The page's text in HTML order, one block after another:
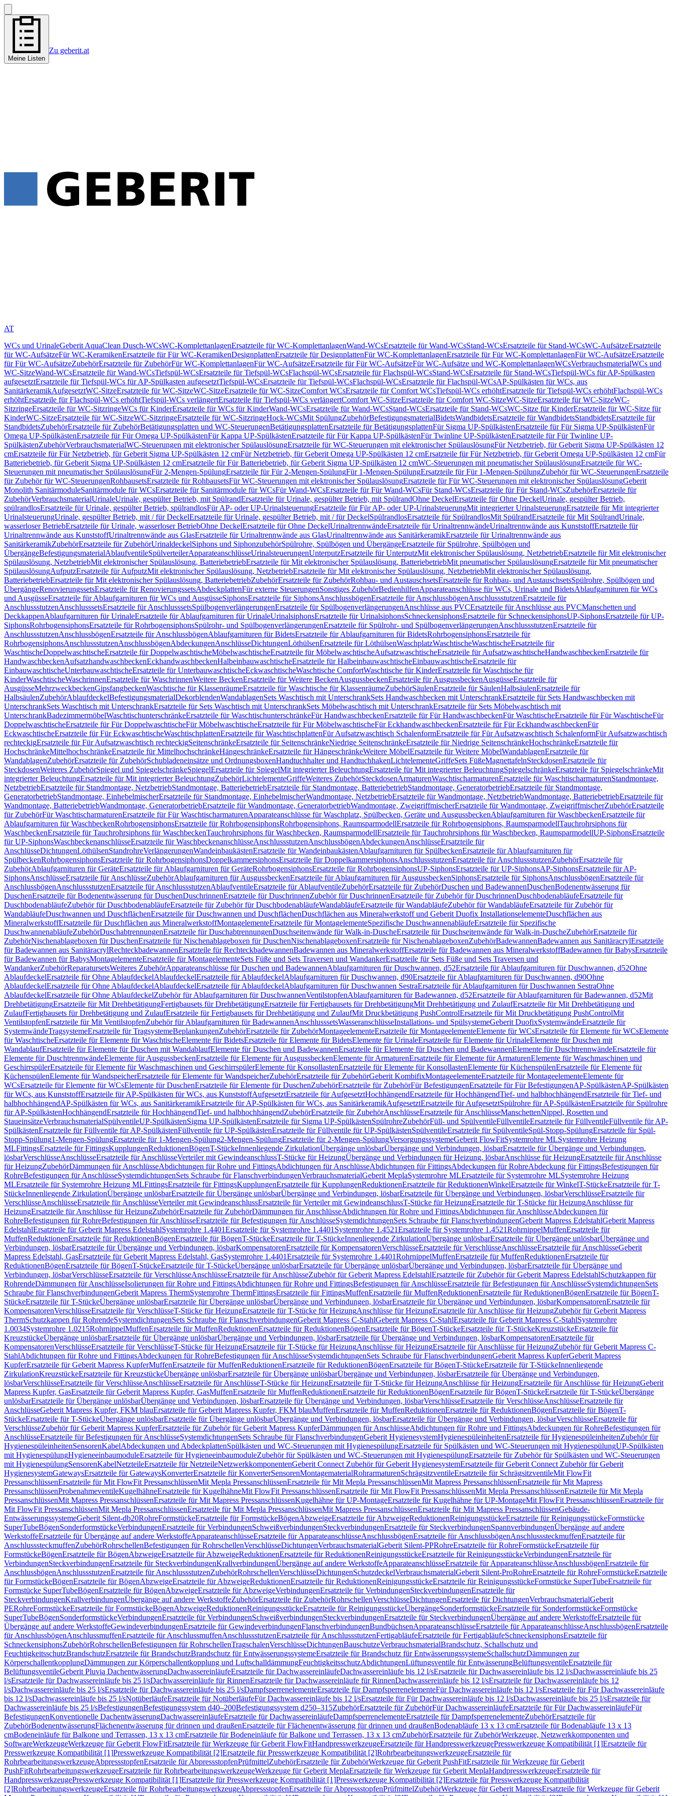
Meine Listen
Zu geberit.at
AT
WCs und UrinaleGeberit AquaClean Dusch-WCsWC-KomplettanlagenErsatzteile für WC-KomplettanlagenWand-WCsErsatzteile für Wand-WCsStand-WCsErsatzteile für Stand-WCsWC-AufsätzeErsatzteile
für WC-AufsätzeFür WC-KeramikenErsatzteile für Für WC-KeramikenDesignplattenErsatzteile für DesignplattenFür WC-KomplettanlagenErsatzteile für Für WC-KomplettanlagenFür WC-AufsätzeErsatzteile
für Für WC-AufsätzeZubehörErsatzteile für ZubehörFür WC-KomplettanlagenFür WC-AufsätzeErsatzteile für Für WC-AufsätzeFür WC-Aufsätze und WC-KomplettanlagenWCsVerbrauchsmaterialWCs und
WC-SitzeWand-WCsErsatzteile für Wand-WCsTiefspül-WCsErsatzteile für Tiefspül-WCsFlachspül-WCsErsatzteile für Flachspül-WCsStand-WCsErsatzteile für Stand-WCsTiefspül-WCs für AP-Spülkasten
aufgesetztErsatzteile für Tiefspül-WCs für AP-Spülkasten aufgesetztTiefspül-WCsErsatzteile für Tiefspül-WCsFlachspül-WCsErsatzteile für Flachspül-WCsAP-Spülkästen für WCs, aus
SanitärkeramikAufgesetztWC-SitzeErsatzteile für WC-SitzeWC-SitzeErsatzteile für WC-SitzeComfort WCsErsatzteile für Comfort WCsTiefspül-WCs erhöhtErsatzteile für Tiefspül-WCs erhöhtFlachspül-WCs
erhöhtErsatzteile für Flachspül-WCs erhöhtTiefspül-WCs verlängertErsatzteile für Tiefspül-WCs verlängertComfort WC-SitzeErsatzteile für Comfort WC-SitzeWC-SitzeErsatzteile für WC-SitzeWC-
SitzringeErsatzteile für WC-SitzringeWCs für KinderErsatzteile für WCs für KinderWand-WCsErsatzteile für Wand-WCsStand-WCsErsatzteile für Stand-WCsWC-Sitze für KinderErsatzteile für WC-Sitze für
KinderWC-SitzeErsatzteile für WC-SitzeWC-SitzringeErsatzteile für WC-SitzringeHock-WCsMit SpülungZubehörBefestigungsmaterialBidetsWandbidetsErsatzteile für WandbidetsStandbidetsErsatzteile für
StandbidetsZubehörErsatzteile für ZubehörBetätigungsplatten und WC-SteuerungenBetätigungsplattenErsatzteile für BetätigungsplattenFür Sigma UP-SpülkästenErsatzteile für Für Sigma UP-SpülkästenFür
Omega UP-SpülkästenErsatzteile für Für Omega UP-SpülkästenFür Kappa UP-SpülkästenErsatzteile für Für Kappa UP-SpülkästenFür Twinline UP-SpülkästenErsatzteile für Für Twinline UP-
SpülkästenZubehörVerbrauchsmaterialWC-Steuerungen mit elektronischer SpülauslösungErsatzteile für WC-Steuerungen mit elektronischer SpülauslösungFür Netzbetrieb, für Geberit Sigma UP-Spülkästen 12
cmErsatzteile für Für Netzbetrieb, für Geberit Sigma UP-Spülkästen 12 cmFür Netzbetrieb, für Geberit Omega UP-Spülkästen 12 cmErsatzteile für Für Netzbetrieb, für Geberit Omega UP-Spülkästen 12 cmFür
Batteriebetrieb, für Geberit Sigma UP-Spülkästen 12 cmErsatzteile für Für Batteriebetrieb, für Geberit Sigma UP-Spülkästen 12 cmWC-Steuerungen mit pneumatischer SpülauslösungErsatzteile für WC-
Steuerungen mit pneumatischer SpülauslösungFür 2-Mengen-SpülungErsatzteile für Für 2-Mengen-SpülungFür 1-Mengen-SpülungErsatzteile für Für 1-Mengen-SpülungZubehör für WC-SteuerungenErsatzteile
für Zubehör für WC-SteuerungenRohbausetsErsatzteile für RohbausetsFür WC-Steuerungen mit elektronischer SpülauslösungErsatzteile für Für WC-Steuerungen mit elektronischer SpülauslösungGeberit
Monolith SanitärmoduleSanitärmodule für WCsErsatzteile für Sanitärmodule für WCsFür Wand-WCsErsatzteile für Für Wand-WCsFür Stand-WCsErsatzteile für Für Stand-WCsZubehörErsatzteile für
ZubehörVerbrauchsmaterialUrinaleUrinale, gespülter Betrieb, mit SpülrandErsatzteile für Urinale, gespülter Betrieb, mit SpülrandOhne DeckelErsatzteile für Ohne DeckelUrinale, gespülter Betrieb,
spülrandlosErsatzteile für Urinale, gespülter Betrieb, spülrandlosFür AP- oder UP-UrinalsteuerungErsatzteile für Für AP- oder UP-UrinalsteuerungMit integrierter UrinalsteuerungErsatzteile für Mit integrierter
UrinalsteuerungUrinale, gespülter Betrieb, mit / für DeckelErsatzteile für Urinale, gespülter Betrieb, mit / für DeckelSpülrandlosErsatzteile für SpülrandlosMit SpülrandErsatzteile für Mit SpülrandUrinale,
wasserloser BetriebErsatzteile für Urinale, wasserloser BetriebOhne DeckelErsatzteile für Ohne DeckelUrinaltrennwändeErsatzteile für UrinaltrennwändeUrinaltrennwände aus KunststoffErsatzteile für
Urinaltrennwände aus KunststoffUrinaltrennwände aus GlasErsatzteile für Urinaltrennwände aus GlasUrinaltrennwände aus SanitärkeramikErsatzteile für Urinaltrennwände aus
SanitärkeramikZubehörErsatzteile für ZubehörUrinaldeckelSiphons und SiphonzubehörSpülrohre, Spülbögen und ÜbergängeErsatzteile für Spülrohre, Spülbögen und
ÜbergängeBefestigungsmaterialAblaufventileSpülverteilerApparateanschlüsseUrinalsteuerungenUnterputzErsatzteile für UnterputzMit elektronischer Spülauslösung, NetzbetriebErsatzteile für Mit elektronischer
Spülauslösung, NetzbetriebMit elektronischer Spülauslösung, BatteriebetriebErsatzteile für Mit elektronischer Spülauslösung, BatteriebetriebMit pneumatischer SpülauslösungErsatzteile für Mit pneumatischer
SpülauslösungAufputzErsatzteile für AufputzMit elektronischer Spülauslösung, NetzbetriebErsatzteile für Mit elektronischer Spülauslösung, NetzbetriebMit elektronischer Spülauslösung,
BatteriebetriebErsatzteile für Mit elektronischer Spülauslösung, BatteriebetriebZubehörErsatzteile für ZubehörRohbau- und AustauschsetsErsatzteile für Rohbau- und AustauschsetsSpülrohre, Spülbögen und
ÜbergängeRenovierungssetsErsatzteile für RenovierungssetsAbdeckplattenFür externe SteuerungenSonstiges ZubehörBedienhilfenApparateanschlüsse für WCs, Urinale und BidetsAblaufgarnituren für WCs
und AusgüsseErsatzteile für Ablaufgarnituren für WCs und AusgüsseSiphonsErsatzteile für SiphonsAnschlussbögenErsatzteile für AnschlussbögenAnschlussstutzenErsatzteile für
AnschlussstutzenAnschlusssetsErsatzteile für AnschlusssetsSpülbogenverlängerungenErsatzteile für SpülbogenverlängerungenAnschlüsse aus PVCErsatzteile für Anschlüsse aus PVCManschetten und
DeckkappenAblaufgarnituren für UrinaleErsatzteile für Ablaufgarnituren für UrinaleUrinalsiphonsErsatzteile für UrinalsiphonsSchneckensiphonsErsatzteile für SchneckensiphonsUP-SiphonsErsatzteile für UP-
SiphonsRohrbogensiphonsErsatzteile für RohrbogensiphonsSpülrohr- und SpülbogenverlängerungenErsatzteile für Spülrohr- und SpülbogenverlängerungenAnschlussstutzenErsatzteile für
AnschlussstutzenAnschlussbögenErsatzteile für AnschlussbögenAblaufgarnituren für BidetsErsatzteile für Ablaufgarnituren für BidetsRohrbogensiphonsErsatzteile für
RohrbogensiphonsAnschlussstutzenAnschlussbögenAbdeckungenAnschlüsseDichtungenLöthülsenErsatzteile für LöthülsenWaschplatzWaschtischeWaschtischeErsatzteile für
WaschtischeDoppelwaschtischeErsatzteile für DoppelwaschtischeMöbelwaschtischeErsatzteile für MöbelwaschtischeAufsatzwaschtischeErsatzteile für AufsatzwaschtischeHandwaschbeckenErsatzteile für
HandwaschbeckenAufsatzhandwaschbeckenEckhandwaschbeckenHalbeinbauwaschtischeErsatzteile für HalbeinbauwaschtischeEinbauwaschtischeErsatzteile für
EinbauwaschtischeUnterbauwaschtischeErsatzteile für UnterbauwaschtischeEckwaschtischeWaschtische ComfortWaschtische für KinderErsatzteile für Waschtische für
KinderWaschtischeWaschrinnenErsatzteile für WaschrinnenWeitere BeckenErsatzteile für Weitere BeckenAusgussbeckenErsatzteile für AusgussbeckenAusgüsseErsatzteile für
AusgüsseMehrzweckbeckenGipsfangbeckenWaschtische für KlassenräumeErsatzteile für Waschtische für KlassenräumeZubehörSäulenErsatzteile für SäulenHalbsäulenErsatzteile für
HalbsäulenZubehörAblaufdeckelBefestigungsmaterialDekorblendenWandablagenSets Waschtisch mit UnterschrankSets Handwaschbecken mit UnterschrankErsatzteile für Sets Handwaschbecken mit
UnterschrankSets Waschtisch mit UnterschrankErsatzteile für Sets Waschtisch mit UnterschrankSets Möbelwaschtisch mit UnterschrankErsatzteile für Sets Möbelwaschtisch mit
UnterschrankBadezimmermöbelWaschtischunterschränkeErsatzteile für WaschtischunterschränkeFür HandwaschbeckenErsatzteile für Für HandwaschbeckenFür WaschtischeErsatzteile für Für WaschtischeFür
DoppelwaschtischeErsatzteile für Für DoppelwaschtischeFür MöbelwaschtischeErsatzteile für Für MöbelwaschtischeFür EckhandwaschbeckenErsatzteile für Für EckhandwaschbeckenFür
EckwaschtischeErsatzteile für Für EckwaschtischeWaschtischplattenErsatzteile für WaschtischplattenFür Aufsatzwaschtisch SchalenformErsatzteile für Für Aufsatzwaschtisch SchalenformFür Aufsatzwaschtisch
rechteckigErsatzteile für Für Aufsatzwaschtisch rechteckigSeitenschränkeErsatzteile für SeitenschränkeNiedrige SeitenschränkeErsatzteile für Niedrige SeitenschränkeHochschränkeErsatzteile für
HochschränkeMittelhochschränkeErsatzteile für MittelhochschränkeHängeschränkeErsatzteile für HängeschränkeWeitere MöbelErsatzteile für Weitere MöbelWandablagenErsatzteile für
WandablagenZubehörErsatzteile für ZubehörSchubladeneinsätze und OrdnungsboxenHandtuchhalter und HandtuchhakenLichtelementeGriffeSets FüßeMagnettafelnSteckdosenErsatzteile für
SteckdosenWeiteres ZubehörSpiegel und SpiegelschränkeSpiegelErsatzteile für SpiegelMit integrierter BeleuchtungErsatzteile für Mit integrierter BeleuchtungSpiegelschränkeErsatzteile für SpiegelschränkeMit
integrierter BeleuchtungErsatzteile für Mit integrierter BeleuchtungZubehörLichtelementeGriffeWeiteres ZubehörSteckdosenArmaturenWaschtischarmaturenErsatzteile für WaschtischarmaturenStandmontage,
NetzbetriebErsatzteile für Standmontage, NetzbetriebStandmontage, BatteriebetriebErsatzteile für Standmontage, BatteriebetriebStandmontage, GeneratorbetriebErsatzteile für Standmontage,
GeneratorbetriebStandmontage, EinhebelmischerErsatzteile für Standmontage, EinhebelmischerWandmontage, NetzbetriebErsatzteile für Wandmontage, NetzbetriebWandmontage, BatteriebetriebErsatzteile für
Wandmontage, BatteriebetriebWandmontage, GeneratorbetriebErsatzteile für Wandmontage, GeneratorbetriebWandmontage, ZweigriffmischerErsatzteile für Wandmontage, ZweigriffmischerZubehörErsatzteile
für ZubehörFür WaschtischarmaturenErsatzteile für Für WaschtischarmaturenApparateanschlüsse für Waschplatz, Spülbecken, Geräte und AusgussbeckenAblaufgarnituren für WaschbeckenErsatzteile für
Ablaufgarnituren für WaschbeckenRohrbogensiphonsErsatzteile für RohrbogensiphonsRohrbogensiphons, RaumsparmodellErsatzteile für Rohrbogensiphons, RaumsparmodellTauchrohrsiphons für
WaschbeckenErsatzteile für Tauchrohrsiphons für WaschbeckenTauchrohrsiphons für Waschbecken, RaumsparmodellErsatzteile für Tauchrohrsiphons für Waschbecken, RaumsparmodellUP-SiphonsErsatzteile
für UP-SiphonsWaschbeckenanschlüsseErsatzteile für WaschbeckenanschlüsseAnschlussstutzenAnschlussbögenAbdeckungenAnschlüsseErsatzteile für
AnschlüsseDichtungenLöthülsenStandrohreVerlängerungenWandeinbaukästenErsatzteile für WandeinbaukästenAblaufgarnituren für SpülbeckenErsatzteile für Ablaufgarnituren für
SpülbeckenRohrbogensiphonsErsatzteile für RohrbogensiphonsDoppelkammersiphonsErsatzteile für DoppelkammersiphonsAnschlussstutzenErsatzteile für AnschlussstutzenZubehörErsatzteile für
ZubehörAblaufgarnituren für GeräteErsatzteile für Ablaufgarnituren für GeräteRohrbogensiphonsErsatzteile für RohrbogensiphonsUP-SiphonsErsatzteile für UP-SiphonsAP-SiphonsErsatzteile für AP-
SiphonsAnschlüsseErsatzteile für AnschlüsseZubehörAblaufgarnituren für AusgussbeckenErsatzteile für Ablaufgarnituren für AusgussbeckenSiphonsErsatzteile für SiphonsAnschlussbögenErsatzteile für
AnschlussbögenAnschlussstutzenErsatzteile für AnschlussstutzenAblaufventileErsatzteile für AblaufventileZubehörErsatzteile für ZubehörDuschen und BadewannenDuschenBodenentwässerung für
DuschenErsatzteile für Bodenentwässerung für DuschenDuschrinnenErsatzteile für DuschrinnenZubehör für DuschrinnenErsatzteile für Zubehör für DuschrinnenDuschbodenabläufeErsatzteile für
DuschbodenabläufeZubehör für DuschbodenabläufeErsatzteile für Zubehör für DuschbodenabläufeWandabläufeErsatzteile für WandabläufeZubehör für WandabläufeErsatzteile für Zubehör für
WandabläufeDuschwannen und DuschflächenErsatzteile für Duschwannen und DuschflächenDuschflächen aus Mineralwerkstoff und Geberit Duofix InstallationselementeDuschflächen aus
MineralwerkstoffErsatzteile für Duschflächen aus MineralwerkstoffMontagelementeErsatzteile für MontagelementeSpezifische DuschwannenabläufeErsatzteile für Spezifische
DuschwannenabläufeZubehörDuschabtrennungenErsatzteile für DuschabtrennungenDuschseitenwände für Walk-in-DuscheErsatzteile für Duschseitenwände für Walk-in-DuscheZubehörErsatzteile für
ZubehörNischenablageboxen für DuschenErsatzteile für Nischenablageboxen für DuschenNischenablageboxenErsatzteile für NischenablageboxenZubehörBadewannenBadewannen aus SanitäracrylErsatzteile
für Badewannen aus SanitäracrylRechteckbadewannenErsatzteile für RechteckbadewannenBadewannen aus MineralwerkstoffErsatzteile für Badewannen aus MineralwerkstoffBadewannen für BabysErsatzteile
für Badewannen für BabysMontagelementeErsatzteile für MontagelementeSets Füße und Sets Traversen und WandankerErsatzteile für Sets Füße und Sets Traversen und
WandankerZubehörReparatursetsWeiteres ZubehörApparateanschlüsse für Duschen und BadewannenAblaufgarnituren für Duschwannen, d52Ersatzteile für Ablaufgarnituren für Duschwannen, d52Ohne
AblaufdeckelErsatzteile für Ohne AblaufdeckelAblaufdeckelErsatzteile für AblaufdeckelAblaufgarnituren für Duschwannen, d90Ersatzteile für Ablaufgarnituren für Duschwannen, d90Ohne
AblaufdeckelErsatzteile für Ohne AblaufdeckelAblaufdeckelErsatzteile für AblaufdeckelAblaufgarnituren für Duschwannen SestraErsatzteile für Ablaufgarnituren für Duschwannen SestraOhne
AblaufdeckelErsatzteile für Ohne AblaufdeckelZubehör für Ablaufgarnituren für DuschwannenVentilstopfenAblaufgarnituren für Badewannen, d52Ersatzteile für Ablaufgarnituren für Badewannen, d52Mit
DrehbetätigungErsatzteile für Mit DrehbetätigungFertigbausets für DrehbetätigungErsatzteile für Fertigbausets für DrehbetätigungMit Drehbetätigung und ZulaufErsatzteile für Mit Drehbetätigung und
ZulaufFertigbausets für Drehbetätigung und ZulaufErsatzteile für Fertigbausets für Drehbetätigung und ZulaufMit Druckbetätigung PushControlErsatzteile für Mit Druckbetätigung PushControlMit
VentilstopfenErsatzteile für Mit VentilstopfenZubehör für Ablaufgarnituren für BadewannenAnschlusssetsWasseranschlüsseInstallations- und SpülsystemeGeberit DuofixSystemwändeErsatzteile für
SystemwändeTragsystemeErsatzteile für TragsystemeBeplankungenZubehörErsatzteile für ZubehörMontageelementeErsatzteile für MontageelementeElemente für WCsErsatzteile für Elemente für WCsElemente
für WaschtischeErsatzteile für Elemente für WaschtischeElemente für BidetsErsatzteile für Elemente für BidetsElemente für UrinaleErsatzteile für Elemente für UrinaleElemente für Duschen mit
WandablaufErsatzteile für Elemente für Duschen mit WandablaufElemente für Duschen und BadewannenErsatzteile für Elemente für Duschen und BadewannenElemente für DuschtrennwändeErsatzteile für
Elemente für DuschtrennwändeElemente für AusgussbeckenErsatzteile für Elemente für AusgussbeckenElemente für ArmaturenErsatzteile für Elemente für ArmaturenElemente für Waschmaschinen und
GeschirrspülerErsatzteile für Elemente für Waschmaschinen und GeschirrspülerElemente für KonsollastenErsatzteile für Elemente für KonsollastenElemente für KüchenspülenErsatzteile für Elemente für
KüchenspülenElemente für WandspeicherErsatzteile für Elemente für WandspeicherZubehörErsatzteile für ZubehörGeberit KombifixMontageelementeErsatzteile für MontageelementeElemente für
WCsErsatzteile für Elemente für WCsElemente für DuschenErsatzteile für Elemente für DuschenZubehörErsatzteile für ZubehörFür BefestigungenErsatzteile für Für BefestigungenAP-SpülkästenAP-Spülkästen
für WCs, aus KunststoffErsatzteile für AP-Spülkästen für WCs, aus KunststoffAufgesetztErsatzteile für AufgesetztHochhängendErsatzteile für HochhängendTief- und halbhochhängendErsatzteile für Tief- und
halbhochhängendAP-Spülkästen für WCs, aus SanitärkeramikErsatzteile für AP-Spülkästen für WCs, aus SanitärkeramikAufgesetztErsatzteile für AufgesetztSpülrohre für AP-SpülkästenErsatzteile für Spülrohre
für AP-SpülkästenHochhängendErsatzteile für HochhängendTief- und halbhochhängendZubehörErsatzteile für ZubehörAnschlüsseErsatzteile für AnschlüsseManschettenNippel, Rosetten und
StaueinsätzeVerbrauchsmaterialSpülventileUP-SpülkästenSigma UP-SpülkästenErsatzteile für Sigma UP-SpülkästenSpülrohreZubehörFüll- und SpülventileFüllventileErsatzteile für FüllventileFüllventile für AP-
SpülkästenErsatzteile für Füllventile für AP-SpülkästenFüllventile für UP-SpülkästenErsatzteile für Füllventile für UP-SpülkästenSpülventileErsatzteile für SpülventileSpül-Stopp-SpülungErsatzteile für Spül-
Stopp-Spülung1-Mengen-SpülungErsatzteile für 1-Mengen-Spülung2-Mengen-SpülungErsatzteile für 2-Mengen-SpülungVersorgungssystemeGeberit FlowFitSystemrohre MLSystemrohre Heizung
MLFittingsErsatzteile für FittingsKupplungenReduktionenBögenT-StückeInnenliegende ZirkulationÜbergänge unlösbarÜbergänge und Verbindungen, lösbarErsatzteile für Übergänge und Verbindungen,
lösbarVerschlüsseAnschlüsseErsatzteile für AnschlüsseVerteiler mit GewindeanschlussT-Stücke für HeizungÜbergänge und Verbindungen für Heizung, lösbarAnschlüsse für HeizungErsatzteile für Anschlüsse
für HeizungZubehörDämmungen für AnschlüsseAbdichtungen für Rohre und FittingsAbdichtungen für AnschlüsseAbdichtungen für FittingsAbdeckungen für RohreAbdeckung für FittingsBefestigungen für
RohreBefestigungen für AnschlüsseSystemdichtungenSets Schraube für FlanschverbindungenVerbrauchsmaterialGeberit MeplaSystemrohre MLErsatzteile für Systemrohre MLSystemrohre Heizung
MLErsatzteile für Systemrohre Heizung MLFittingsErsatzteile für FittingsKupplungenErsatzteile für KupplungenReduktionenErsatzteile für ReduktionenWinkelErsatzteile für WinkelT-StückeErsatzteile für T-
StückeInnenliegende ZirkulationÜbergänge unlösbarErsatzteile für Übergänge unlösbarÜbergänge und Verbindungen, lösbarErsatzteile für Übergänge und Verbindungen, lösbarVerschlüsseErsatzteile für
VerschlüsseAnschlüsseErsatzteile für AnschlüsseVerteiler mit GewindeanschlussErsatzteile für Verteiler mit GewindeanschlussT-Stücke für HeizungErsatzteile für T-Stücke für HeizungAnschlüsse für
HeizungErsatzteile für Anschlüsse für HeizungZubehörErsatzteile für ZubehörDämmungen für AnschlüsseAbdichtungen für Rohre und FittingsAbdichtungen für AnschlüsseAbdeckungen für
RohreBefestigungen für RohreBefestigungen für AnschlüsseErsatzteile für Befestigungen für AnschlüsseSystemdichtungenSets Schraube für FlanschverbindungenGeberit Mapress EdelstahlGeberit Mapress
EdelstahlErsatzteile für Geberit Mapress EdelstahlSystemrohre 1.4401Ersatzteile für Systemrohre 1.4401 Systemrohre 1.4521Ersatzteile für Systemrohre 1.4521RohrnippelMuffenErsatzteile für
MuffenReduktionenErsatzteile für ReduktionenBögenErsatzteile für BögenT-StückeErsatzteile für T-StückeInnenliegende ZirkulationÜbergänge unlösbarErsatzteile für Übergänge unlösbarÜbergänge und
Verbindungen, lösbarErsatzteile für Übergänge und Verbindungen, lösbarKompensatorenErsatzteile für KompensatorenVerschlüsseErsatzteile für VerschlüsseAnschlüsseErsatzteile für AnschlüsseGeberit
Mapress Edelstahl, GasErsatzteile für Geberit Mapress Edelstahl, GasSystemrohre 1.4401Ersatzteile für Systemrohre 1.4401RohrnippelMuffenErsatzteile für MuffenReduktionenErsatzteile für
ReduktionenBögenErsatzteile für BögenT-StückeErsatzteile für T-StückeÜbergänge unlösbarErsatzteile für Übergänge unlösbarÜbergänge und Verbindungen, lösbarErsatzteile für Übergänge und
Verbindungen, lösbarVerschlüsseErsatzteile für VerschlüsseAnschlüsseErsatzteile für AnschlüsseZubehör für Geberit Mapress EdelstahlErsatzteile für Zubehör für Geberit Mapress EdelstahlSchutzkappen für
RohrendeDämmungen für AnschlüsseIsolierungen für Rohre und FittingsAbdichtungen für Rohre und FittingsBefestigungen für AnschlüsseErsatzteile für Befestigungen für AnschlüsseSystemdichtungenSets
Schraube für FlanschverbindungenGeberit Mapress ThermSystemrohre ThermFittingsErsatzteile für FittingsMuffenErsatzteile für MuffenReduktionenErsatzteile für ReduktionenBögenErsatzteile für BögenT-
StückeErsatzteile für T-StückeÜbergänge unlösbarErsatzteile für Übergänge unlösbarÜbergänge und Verbindungen, lösbarErsatzteile für Übergänge und Verbindungen, lösbarKompensatorenErsatzteile für
KompensatorenVerschlüsseErsatzteile für VerschlüsseT-Stücke für HeizungErsatzteile für T-Stücke für HeizungAnschlüsse für HeizungErsatzteile für Anschlüsse für HeizungZubehör für Geberit Mapress
ThermSchutzkappen für RohrendeSystemdichtungenSets Schraube für FlanschverbindungenGeberit Mapress C-StahlGeberit Mapress C-StahlErsatzteile für Geberit Mapress C-StahlSystemrohre
1.0034Systemrohre 1.0215RohrnippelMuffenErsatzteile für MuffenReduktionenErsatzteile für ReduktionenBögenErsatzteile für BögenT-StückeErsatzteile für T-StückeKreuzstückeErsatzteile für
KreuzstückeÜbergänge unlösbarErsatzteile für Übergänge unlösbarÜbergänge und Verbindungen, lösbarErsatzteile für Übergänge und Verbindungen, lösbarKompensatorenErsatzteile für
KompensatorenVerschlüsseErsatzteile für VerschlüsseT-Stücke für HeizungErsatzteile für T-Stücke für HeizungAnschlüsse für HeizungErsatzteile für Anschlüsse für HeizungZubehör für Geberit Mapress C-
StahlAbdichtungen für Rohre und FittingsAbdeckungen für RohreBefestigungen für AnschlüsseSystemdichtungenSets Schraube für FlanschverbindungenGeberit Mapress KupferGeberit Mapress
KupferErsatzteile für Geberit Mapress KupferMuffenErsatzteile für MuffenReduktionenErsatzteile für ReduktionenBögenErsatzteile für BögenT-StückeErsatzteile für T-StückeInnenliegende
ZirkulationKreuzstückeErsatzteile für KreuzstückeÜbergänge unlösbarErsatzteile für Übergänge unlösbarÜbergänge und Verbindungen, lösbarErsatzteile für Übergänge und Verbindungen,
lösbarVerschlüsseErsatzteile für VerschlüsseAnschlüsseErsatzteile für AnschlüsseT-Stücke für HeizungErsatzteile für T-Stücke für HeizungAnschlüsse für HeizungErsatzteile für Anschlüsse für HeizungGeberit
Mapress Kupfer, GasErsatzteile für Geberit Mapress Kupfer, GasMuffenErsatzteile für MuffenReduktionenErsatzteile für ReduktionenBögenErsatzteile für BögenT-StückeErsatzteile für T-StückeÜbergänge
unlösbarErsatzteile für Übergänge unlösbarÜbergänge und Verbindungen, lösbarErsatzteile für Übergänge und Verbindungen, lösbarVerschlüsseErsatzteile für VerschlüsseAnschlüsseErsatzteile für
AnschlüsseGeberit Mapress Kupfer, FKM blauErsatzteile für Geberit Mapress Kupfer, FKM blauMuffenErsatzteile für MuffenReduktionenErsatzteile für ReduktionenBögenErsatzteile für BögenT-
StückeErsatzteile für T-StückeÜbergänge unlösbarErsatzteile für Übergänge unlösbarÜbergänge und Verbindungen, lösbarErsatzteile für Übergänge und Verbindungen, lösbarVerschlüsseErsatzteile für
VerschlüsseZubehör für Geberit Mapress KupferErsatzteile für Zubehör für Geberit Mapress KupferDämmungen für AnschlüsseAbdichtungen für Rohre und FittingsAbdeckungen für RohreBefestigungen für
AnschlüsseErsatzteile für Befestigungen für AnschlüsseSystemdichtungenSets Schraube für FlanschverbindungenGeberit HygienesystemHygienespüleinheitenErsatzteile für HygienespüleinheitenZubehör für
HygienespüleinheitenSensorenKabelAbdeckungen und AbdeckplattenSpülkästen und WC-Steuerungen mit HygienespülungErsatzteile für Spülkästen und WC-Steuerungen mit HygienespülungUP-Spülkästen
mit HygienespülungHygieneeinbaumoduleErsatzteile für HygieneeinbaumoduleZubehör für Spülkästen und WC-Steuerungen mit HygienespülungErsatzteile für Zubehör für Spülkästen und WC-Steuerungen
mit HygienespülungSensorenKabelNetzteileErsatzteile für NetzteileNetzwerkkomponentenGeberit Connect Zubehör für Geberit HygienesystemErsatzteile für Geberit Connect Zubehör für Geberit
HygienesystemGatewaysErsatzteile für GatewaysKonverterErsatzteile für KonverterSensorenMontagematerialRohrarmaturenSchrägsitzventileErsatzteile für SchrägsitzventileMit FlowFit
PressanschlüssenErsatzteile für Mit FlowFit PressanschlüssenMit Mepla PressanschlüssenErsatzteile für Mit Mepla PressanschlüssenMit Mapress PressanschlüssenErsatzteile für Mit Mapress
PressanschlüssenProbenahmeventileKugelhähneErsatzteile für KugelhähneMit FlowFit PressanschlüssenErsatzteile für Mit FlowFit PressanschlüssenMit Mepla PressanschlüssenErsatzteile für Mit Mepla
PressanschlüssenMit Mapress PressanschlüssenErsatzteile für Mit Mapress PressanschlüssenKugelhähne für UP-MontageErsatzteile für Kugelhähne für UP-MontageMit FlowFit PressanschlüssenErsatzteile für
Mit FlowFit PressanschlüssenMit Mepla PressanschlüssenErsatzteile für Mit Mepla PressanschlüssenMit Mapress PressanschlüssenErsatzteile für Mit Mapress PressanschlüssenGebäude-
EntwässerungssystemeGeberit Silent-db20RohreFormstückeErsatzteile für FormstückeBögenAbzweigeErsatzteile für AbzweigeReduktionenReinigungsstückeErsatzteile für ReinigungsstückeFormstücke
SuperTubeBögenSonderformstückeVerbindungenErsatzteile für VerbindungenSchweißverbindungenSteckverbindungenErsatzteile für SteckverbindungenSpannverbindungenÜbergänge auf andere
WerkstoffeErsatzteile für Übergänge auf andere WerkstoffeApparateanschlüsseErsatzteile für ApparateanschlüsseAnschlussbögenErsatzteile für AnschlussbögenAnschlusssteckmuffenErsatzteile für
AnschlusssteckmuffenZubehörRohrschellenBefestigungen für RohrschellenVerschlüsseDichtungenVerbrauchsmaterialGeberit Silent-PPRohreErsatzteile für RohreFormstückeErsatzteile für
FormstückeBögenErsatzteile für BögenAbzweigeErsatzteile für AbzweigeReduktionenErsatzteile für ReduktionenReinigungsstückeErsatzteile für ReinigungsstückeVerbindungenErsatzteile für
VerbindungenSteckverbindungenErsatzteile für SteckverbindungenKrallverbindungenÜbergänge auf andere WerkstoffeApparateanschlüsseErsatzteile für ApparateanschlüsseAnschlussbögenErsatzteile für
AnschlussbögenAnschlussstutzenErsatzteile für AnschlussstutzenZubehörRohrschellenVerschlüsseDichtungenSchutzdeckelVerbrauchsmaterialGeberit Silent-ProRohreErsatzteile für RohreFormstückeErsatzteile
für FormstückeBögenErsatzteile für BögenAbzweigeErsatzteile für AbzweigeReduktionenErsatzteile für ReduktionenReinigungsstückeErsatzteile für ReinigungsstückeFormstücke SuperTubeErsatzteile für
Formstücke SuperTubeBögenErsatzteile für BögenAbzweigeErsatzteile für AbzweigeVerbindungenErsatzteile für VerbindungenSteckverbindungenErsatzteile für
SteckverbindungenKrallverbindungenÜbergänge auf andere WerkstoffeZubehörErsatzteile für ZubehörRohrschellenVerschlüsseDichtungenErsatzteile für DichtungenVerbrauchsmaterialGeberit
PERohreFormstückeErsatzteile für FormstückeBögenAbzweigeReduktionenReinigungsstückeErsatzteile für ReinigungsstückeÜbergängeSonderformstückeErsatzteile für SonderformstückeFormstücke
SuperTubeBögenSonderformstückeVerbindungenErsatzteile für VerbindungenSchweißverbindungenSteckverbindungenErsatzteile für SteckverbindungenÜbergänge auf andere WerkstoffeErsatzteile für
Übergänge auf andere WerkstoffeGewindeverbindungenErsatzteile für GewindeverbindungenFlanschverbindungenBundbüchsenApparateanschlüsseErsatzteile für ApparateanschlüsseAnschlussbögenErsatzteile
für AnschlussbögenAnschlussmuffenErsatzteile für AnschlussmuffenAnschlussstutzenErsatzteile für AnschlussstutzenFertigabläufeErsatzteile für FertigabläufeSchneckensiphonsErsatzteile für
SchneckensiphonsZubehörRohrschellenBefestigungen für RohrschellenTragschalenVerschlüsseDichtungenBauschutzeVerbrauchsmaterialBrandschutz, Schallschutz und
FeuchtigkeitsschutzBrandschutzErsatzteile für BrandschutzBrandschutz für EntwässerungssystemeErsatzteile für Brandschutz für EntwässerungssystemeSchallschutzDämmungen zur
KörperschallentkopplungDämmungen zur Körperschallentkopplung und LuftschalldämmungFeuchtigkeitsschutzAbdichtungenLüftungsventile für EntwässerungBelüftungsventileErsatzteile für
BelüftungsventileGeberit Pluvia DachentwässerungDachwassereinläufeErsatzteile für DachwassereinläufeDachwassereinläufe bis 12 l/sErsatzteile für Dachwassereinläufe bis 12 l/sDachwassereinläufe bis 25
l/sErsatzteile für Dachwassereinläufe bis 25 l/sDachwassereinläufe für RinnenErsatzteile für Dachwassereinläufe für RinnenDachwassereinläufe bis 12 l/sErsatzteile für Dachwassereinläufe bis 12
l/sDachwassereinläufe bis 25 l/sErsatzteile für Dachwassereinläufe bis 25 l/sDampfsperrenelementeErsatzteile für DampfsperrenelementeFür Dachwassereinläufe bis 12 l/sErsatzteile für Für Dachwassereinläufe
bis 12 l/sDachwassereinläufe bis 25 l/sNotüberläufeErsatzteile für NotüberläufeFür Dachwassereinläufe bis 12 l/sErsatzteile für Für Dachwassereinläufe bis 12 l/sDachwassereinläufe bis 25 l/sErsatzteile für
Dachwassereinläufe bis 25 l/sBefestigungenBefestigungssystem d40–200Befestigungssystem d250–315ZubehörErsatzteile für ZubehörFür DachwassereinläufeErsatzteile für Für DachwassereinläufeFür
BefestigungenKonventionelle DachentwässerungDachwassereinläufeErsatzteile für DachwassereinläufeDampfsperrenelementeErsatzteile für DampfsperrenelementeZubehörErsatzteile für
ZubehörBodenentwässerungFlächenentwässerung für drinnen und draußenErsatzteile für Flächenentwässerung für drinnen und draußenBodenabläufe 13 x 13 cmErsatzteile für Bodenabläufe 13 x 13
cmBodeneinläufe für Balkone und Terrassen, 13 x 13 cmErsatzteile für Bodeneinläufe für Balkone und Terrassen, 13 x 13 cmZubehörErsatzteile für ZubehörWerkzeuge, Netzwerkkomponenten und
SoftwareWerkzeugeWerkzeuge für Geberit FlowFitErsatzteile für Werkzeuge für Geberit FlowFitHandpresswerkzeugeErsatzteile für HandpresswerkzeugePresswerkzeuge Kompatibilität [1]Ersatzteile für
Presswerkzeuge Kompatibilität [1]Presswerkzeuge Kompatibilität [2]Ersatzteile für Presswerkzeuge Kompatibilität [2]RohrbearbeitungswerkzeugeErsatzteile für
RohrbearbeitungswerkzeugeAbpressstopfenErsatzteile für AbpressstopfenPrüfmittelZubehörErsatzteile für ZubehörWerkzeuge für Geberit PushFitErsatzteile für Werkzeuge für Geberit
PushFitRohrbearbeitungswerkzeugeErsatzteile für RohrbearbeitungswerkzeugeWerkzeuge für Geberit MeplaErsatzteile für Werkzeuge für Geberit MeplaHandpresswerkzeugeErsatzteile für
HandpresswerkzeugePresswerkzeuge Kompatibilität [1]Ersatzteile für Presswerkzeuge Kompatibilität [1]Presswerkzeuge Kompatibilität [2]Ersatzteile für Presswerkzeuge Kompatibilität
[2]RohrbearbeitungswerkzeugeErsatzteile für RohrbearbeitungswerkzeugeAbpressstopfenErsatzteile für AbpressstopfenPrüfmittelZubehörWerkzeuge für Geberit MapressErsatzteile für Werkzeuge für Geberit